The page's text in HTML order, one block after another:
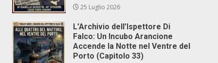
25 Luglio 2026
L’Archivio dell’Ispettore Di
Falco: Un Incubo Arancione
Accende la Notte nel Ventre del
Porto (Capitolo 33)